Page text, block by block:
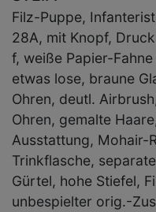
Filz-Puppe,
28A, mit Knopf,
f, weiße Papier-
etwas lose, braune
Ohren, deutl.
Ohren, gemalte
Ausstattung, Mohair-
Trinkflasche,
Gürtel, hohe Stiefel,
unbespielter orig.-